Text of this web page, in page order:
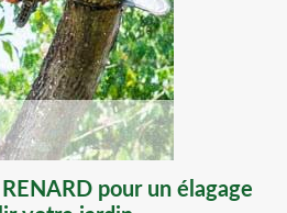
pour un élagage